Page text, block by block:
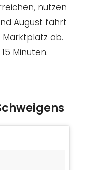
nutzen
August fährt
ab.
Minuten.